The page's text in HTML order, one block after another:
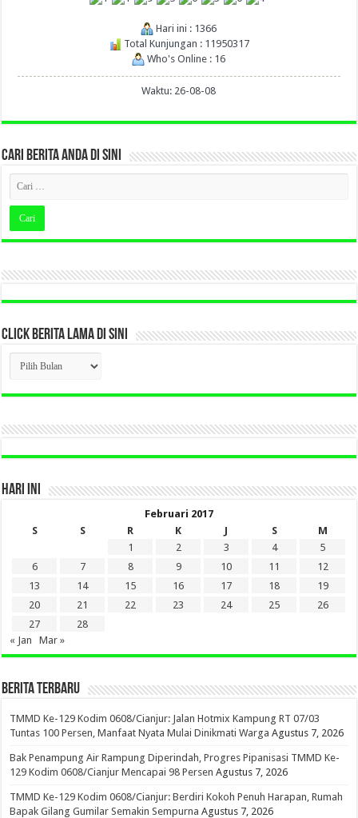
Hari ini : 1366
Total Kunjungan : 11950317
Who's Online : 16
Waktu: 26-08-08
CARI BERITA ANDA DI SINI
CLICK BERITA LAMA DI SINI
CLICK
BERITA
LAMA
DI
HARI INI
Februari 2017
S
S R K J S
M
1
2 3 4
5
6
7 8 9 10 11
12
13
14 15 16 17 18
19
20
21 22 23 24 25
26
27
28
« Jan
Mar »
BERITA TERBARU
TMMD Ke-129 Kodim 0608/Cianjur: Jalan Hotmix Kampung RT 07/03
Tuntas 100 Persen, Manfaat Nyata Mulai Dinikmati Warga Agustus 7, 2026
Bak Penampung Air Rampung Diperindah, Progres Pipanisasi TMMD Ke-
129 Kodim 0608/Cianjur Mencapai 98 Persen Agustus 7, 2026
TMMD Ke-129 Kodim 0608/Cianjur: Berdiri Kokoh Penuh Harapan, Rumah
Bapak Gilang Gumilar Semakin Sempurna Agustus 7, 2026